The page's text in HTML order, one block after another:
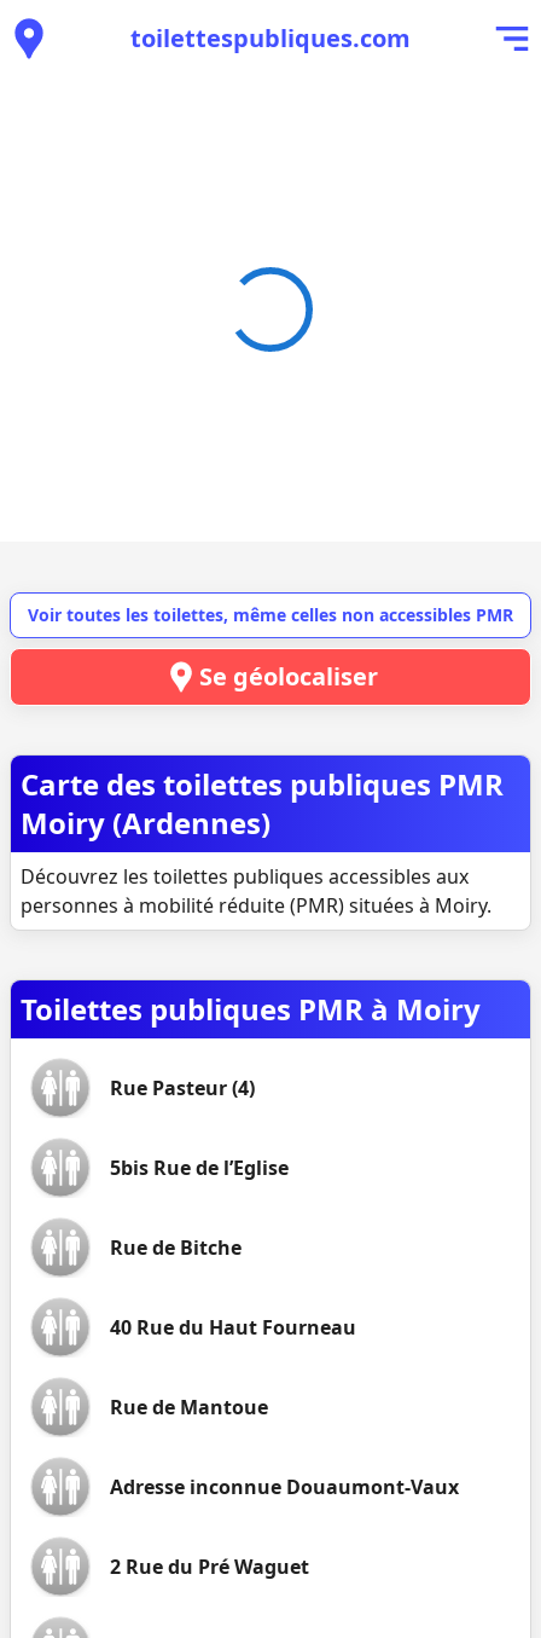
toilettespubliques.com
Voir toutes les toilettes, même celles non accessibles PMR
Se géolocaliser
Carte des toilettes publiques PMR
Moiry (Ardennes)
Découvrez les toilettes publiques accessibles aux
personnes à mobilité réduite (PMR) situées à Moiry.
Toilettes publiques PMR à Moiry
Rue Pasteur (4)
5bis Rue de l’Eglise
Rue de Bitche
40 Rue du Haut Fourneau
Rue de Mantoue
Adresse inconnue Douaumont-Vaux
2 Rue du Pré Waguet